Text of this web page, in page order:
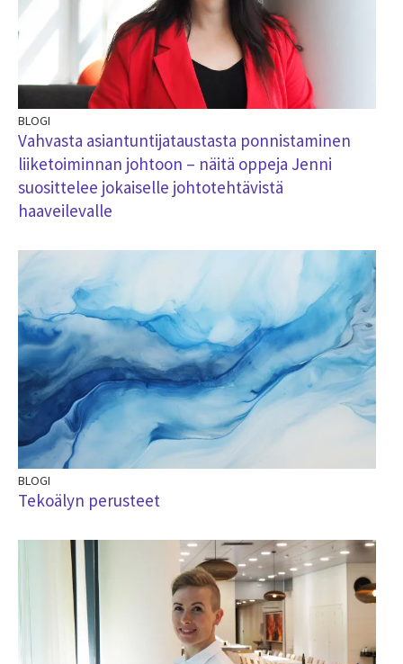
BLOGI
Vahvasta asiantuntijataustasta ponnistaminen
liiketoiminnan johtoon – näitä oppeja Jenni
suosittelee jokaiselle johtotehtävistä
haaveilevalle
BLOGI
Tekoälyn perusteet